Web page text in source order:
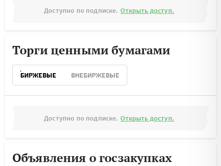
Доступно по подписке. Открыть доступ.
Торги ценными бумагами
БИРЖЕВЫЕ ВНЕБИРЖЕВЫЕ
Доступно по подписке. Открыть доступ.
Объявления о госзакупках